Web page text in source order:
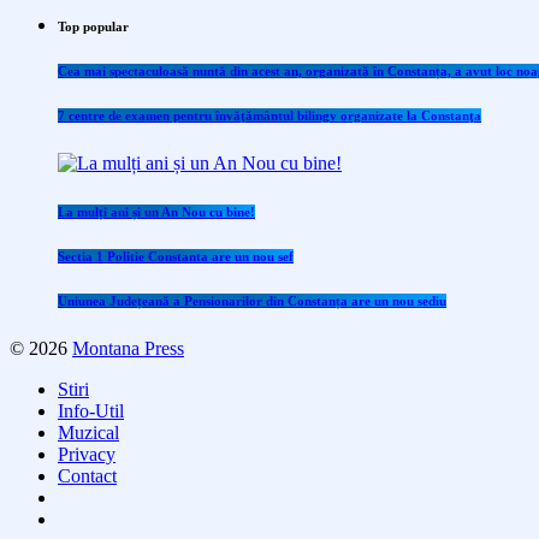
Top popular
Cea mai spectaculoasă nuntă din acest an, organizată în Constanța, a avut loc
7 centre de examen pentru învăţământul bilingv organizate la Constanţa
La mulți ani și un An Nou cu bine!
Sectia 1 Politie Constanta are un nou sef
Uniunea Județeană a Pensionarilor din Constanța are un nou sediu
© 2026 Montana Press
Stiri
Info-Util
Muzical
Privacy
Contact